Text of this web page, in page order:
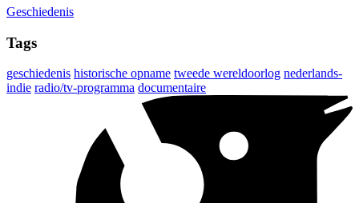
Geschiedenis
Tags
geschiedenis historische opname tweede wereldoorlog nederlands-
indie radio/tv-programma documentaire